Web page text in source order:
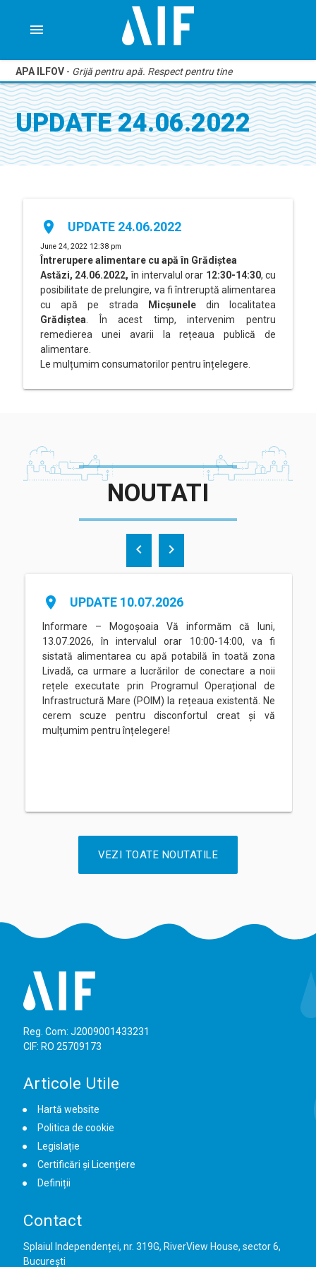
menu
APA ILFOV - Grijă pentru apă. Respect pentru tine
UPDATE 24.06.2022
place UPDATE 24.06.2022
June 24, 2022 12:38 pm
Întrerupere alimentare cu apă în Grădiștea
Astăzi, 24.06.2022, în intervalul orar 12:30-14:30, cu
posibilitate de prelungire, va fi întreruptă alimentarea
cu apă pe strada
Micșunele din localitatea
Grădiștea . În acest timp, intervenim pentru
remedierea unei avarii la rețeaua publică de
alimentare.
Le mulțumim consumatorilor pentru înțelegere.
NOUTATI
place UPDATE 10.07.2026
Informare – Mogoșoaia Vă informăm că luni,
13.07.2026, în intervalul orar 10:00-14:00, va fi
sistată alimentarea cu apă potabilă în toată zona
Livadă, ca urmare a lucrărilor de conectare a noii
rețele executate prin Programul Operațional de
Infrastructură Mare (POIM) la rețeaua existentă. Ne
cerem scuze pentru disconfortul creat și vă
mulțumim pentru înțelegere!
chevron_left chevron_right
VEZI TOATE NOUTATILE
Reg. Com: J2009001433231
CIF: RO 25709173
Articole Utile
Hartă website
Politica de cookie
Legislație
Certificări și Licențiere
Definiții
Contact
Splaiul Independenței, nr. 319G, RiverView House, sector 6,
București